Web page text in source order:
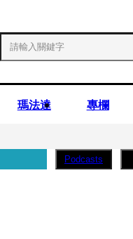
瑪法達 專欄
Podcasts